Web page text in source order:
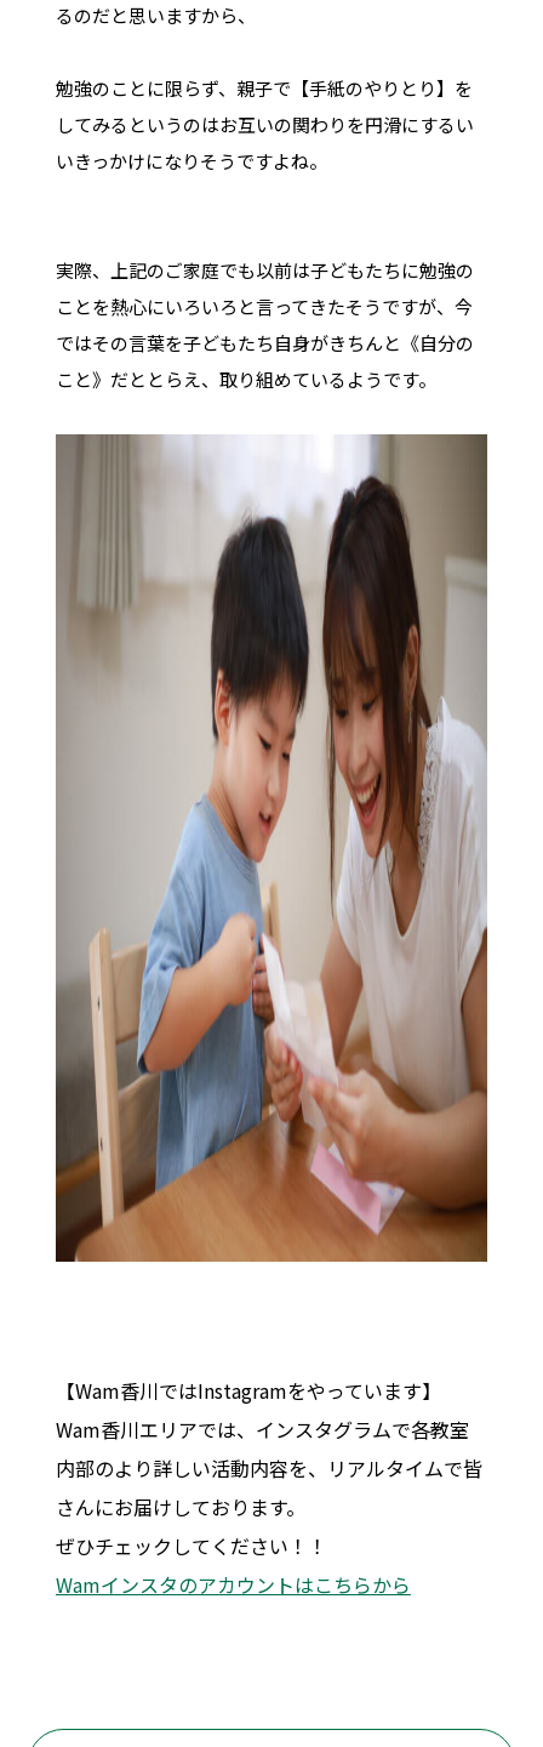
るのだと思いますから、
勉強のことに限らず、親子で【手紙のやりとり】を
してみるというのはお互いの関わりを円滑にするい
いきっかけになりそうですよね。
実際、上記のご家庭でも以前は子どもたちに勉強の
ことを熱心にいろいろと言ってきたそうですが、今
ではその言葉を子どもたち自身がきちんと《自分の
こと》だととらえ、取り組めているようです。
【Wam香川ではInstagramをやっています】
Wam香川エリアでは、インスタグラムで各教室
内部のより詳しい活動内容を、リアルタイムで皆
さんにお届けしております。
ぜひチェックしてください！！
Wamインスタのアカウントはこちらから